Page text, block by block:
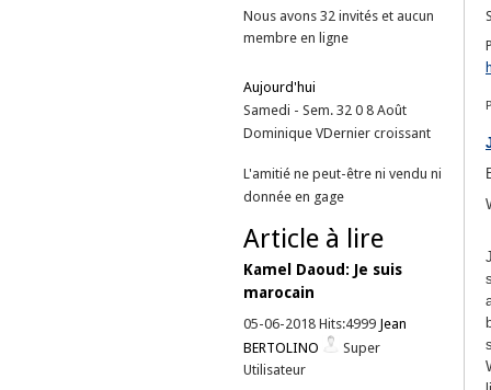
Nous avons 32 invités et aucun
membre en ligne
Aujourd'hui
Samedi - Sem. 32 0 8 Août
Dominique VDernier croissant
L'amitié ne peut-être ni vendu ni
donnée en gage
Article à lire
Kamel Daoud: Je suis
marocain
05-06-2018 Hits:4999 Jean
BERTOLINO
Super
Utilisateur